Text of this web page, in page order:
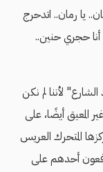
يا رمان.. اتدحرج
أنا حجري حنين..
لأننا لم نكن
المعيق أيضًا، على
المتحرك العريس
أحدهم على